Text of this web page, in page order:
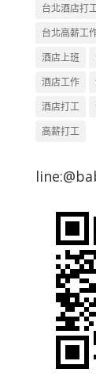
台北酒店打
台北高薪工
酒店上班
酒店工作
酒店打工
高薪打工